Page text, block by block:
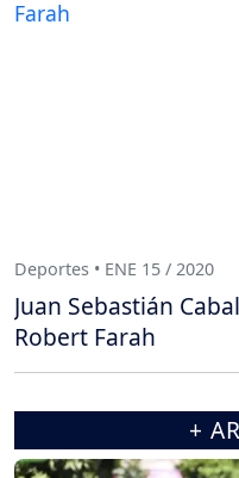
Deportes • ENE 15 / 2020
Juan Sebastián
Robert Farah
+